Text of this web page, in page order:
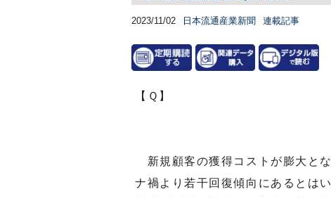
2023/11/02 日本流通産業新聞 連載記事
【Ｑ】
新規顧客の獲得コストが膨大と
ナ禍より若干回復傾向にあるとは